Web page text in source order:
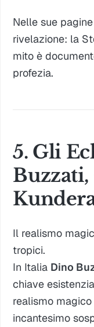
Nelle sue
rivelazione: la
mito è
profezia.
5. Gli
Il realismo
tropici.
In Italia Dino
chiave
realismo
incantesimo